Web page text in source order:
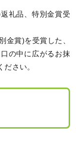
礼品、特別金賞受
金賞)を受賞した、
の中に広がるお抹
さい。